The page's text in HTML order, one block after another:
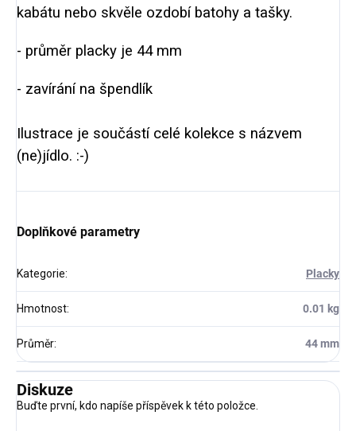
kabátu nebo skvěle ozdobí batohy a tašky.
- průměr placky je 44 mm
- zavírání na špendlík
Ilustrace je součástí celé kolekce s názvem
(ne)jídlo. :-)
Doplňkové parametry
Kategorie: Placky
Hmotnost: 0.01 kg
Průměr: 44 mm
Diskuze
Buďte první, kdo napíše příspěvek k této položce.